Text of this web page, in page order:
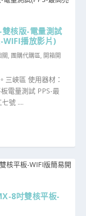
核版-電量測試
WIFI播放影片)
, 團購代購區, 開箱開
三峽區 使用器材：
電量測試 PPS-最
號 ....
8吋雙核平板-